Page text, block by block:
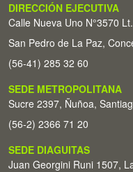
DIRECCIÓN EJECUTIVA
Calle Nueva Uno N°3570
San Pedro de La Paz,
(56-41) 285 32 60
SEDE METROPOLITANA
Sucre 2397, Ñuñoa,
(56-2) 2366 71 20
SEDE DIAGUITAS
Juan Georgini Runi 1507,